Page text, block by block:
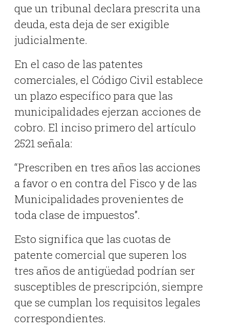
que un tribunal declara prescrita una
deuda, esta deja de ser exigible
judicialmente.
En el caso de las patentes
comerciales, el Código Civil establece
un plazo específico para que las
municipalidades ejerzan acciones de
cobro. El inciso primero del artículo
2521 señala:
“Prescriben en tres años las acciones
a favor o en contra del Fisco y de las
Municipalidades provenientes de
toda clase de impuestos”.
Esto significa que las cuotas de
patente comercial que superen los
tres años de antigüedad podrían ser
susceptibles de prescripción, siempre
que se cumplan los requisitos legales
correspondientes.